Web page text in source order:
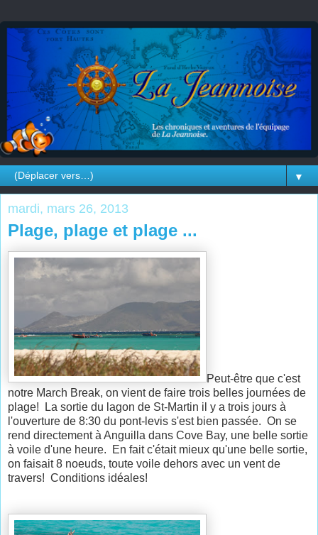
▼
mardi, mars 26, 2013
Plage, plage et plage ...
Peut-être que c'est
notre March Break, on vient de faire trois belles journées de
plage! La sortie du lagon de St-Martin il y a trois jours à
l'ouverture de 8:30 du pont-levis s'est bien passée. On se
rend directement à Anguilla dans Cove Bay, une belle sortie
à voile d'une heure. En fait c'était mieux qu'une belle sortie,
on faisait 8 noeuds, toute voile dehors avec un vent de
travers! Conditions idéales!